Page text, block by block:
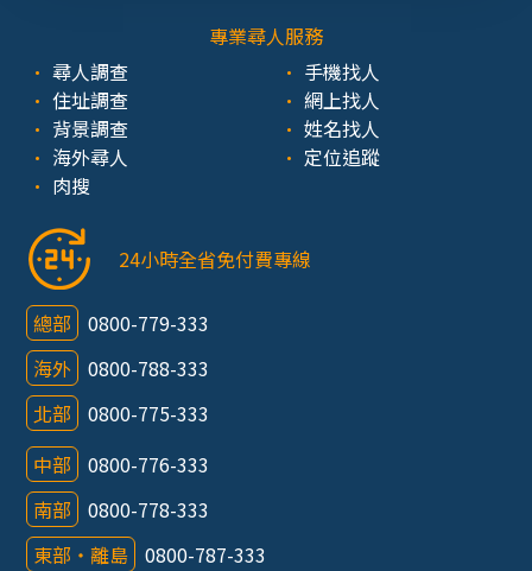
專業尋人服務
尋人調查
住址調查
背景調查
海外尋人
肉搜
手機找人
網上找人
姓名找人
定位追蹤
24小時全省免付費專線
總部
0800-779-333
海外 0800-788-333
北部
0800-775-333
中部
0800-776-333
南部
0800-778-333
東部‧離島 0800-787-333